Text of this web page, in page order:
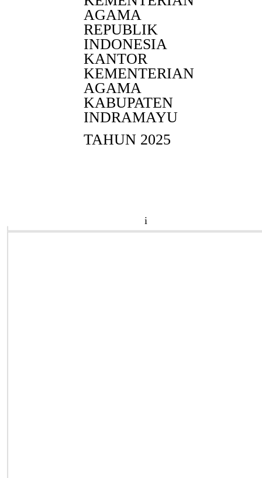
AGAMA
REPUBLIK
INDONESIA
KANTOR
KEMENTERIAN
AGAMA
KABUPATEN
INDRAMAYU
TAHUN 2025
i